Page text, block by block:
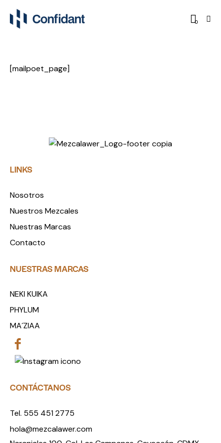
0
[mailpoet_page]
LINKS
Nosotros
Nuestros Mezcales
Nuestras Marcas
Contacto
NUESTRAS MARCAS
NEKI KUIKA
PHYLUM
MA´ZIAA
CONTÁCTANOS
Tel. 555 451 2775
hola@mezcalawer.com